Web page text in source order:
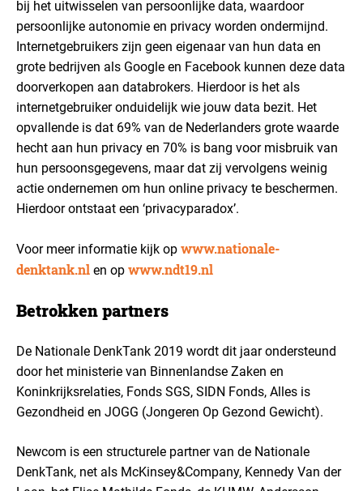
bij het uitwisselen van persoonlijke data, waardoor
persoonlijke autonomie en privacy worden ondermijnd.
Internetgebruikers zijn geen eigenaar van hun data en
grote bedrijven als Google en Facebook kunnen deze data
doorverkopen aan databrokers. Hierdoor is het als
internetgebruiker onduidelijk wie jouw data bezit. Het
opvallende is dat 69% van de Nederlanders grote waarde
hecht aan hun privacy en 70% is bang voor misbruik van
hun persoonsgegevens, maar dat zij vervolgens weinig
actie ondernemen om hun online privacy te beschermen.
Hierdoor ontstaat een ‘privacyparadox’.
Voor meer informatie kijk op www.nationale-
denktank.nl en op www.ndt19.nl
Betrokken partners
De Nationale DenkTank 2019 wordt dit jaar ondersteund
door het ministerie van Binnenlandse Zaken en
Koninkrijksrelaties, Fonds SGS, SIDN Fonds, Alles is
Gezondheid en JOGG (Jongeren Op Gezond Gewicht).
Newcom is een structurele partner van de Nationale
DenkTank, net als McKinsey&Company, Kennedy Van der